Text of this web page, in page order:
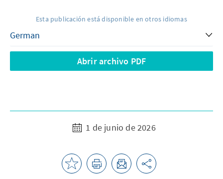
Esta publicación está disponible en otros idiomas
Abrir archivo PDF
1 de junio de 2026